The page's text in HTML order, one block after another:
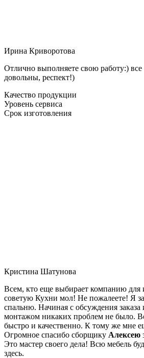
Ирина Криворотова
Отлично выполняете свою работу:) все
довольны, респект!)
Качество продукции
Уровень сервиса
Срок изготовления
Кристина Шатунова
Всем, кто еще выбирает компанию для
советую Кухни мол! Не пожалеете! Я
спальню. Начиная с обсуждения заказа
монтажом никаких проблем не было.
быстро и качественно. К тому же мне
Огромное спасибо сборщику Алексею
Это мастер своего дела! Всю мебель
здесь.